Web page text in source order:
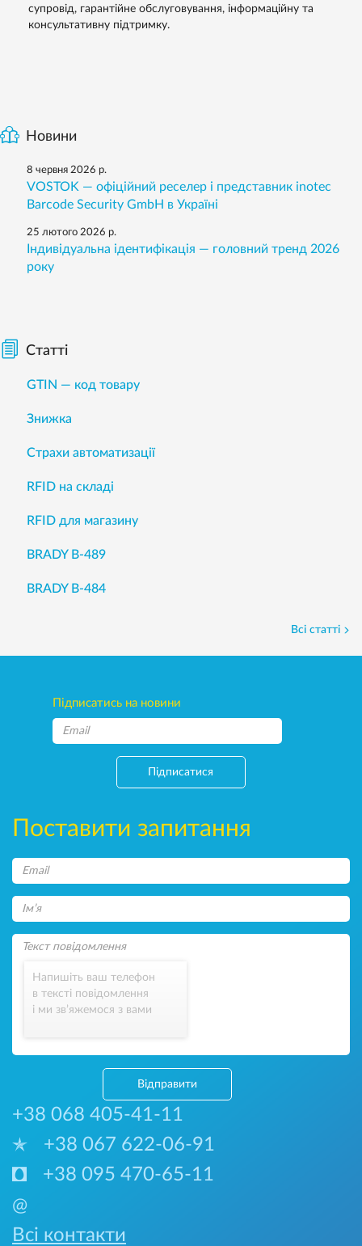
супровід, гарантійне обслуговування, інформаційну та
консультативну підтримку.
Новини
8 червня 2026 р.
VOSTOK — офіційний реселер і представник inotec
Barcode Security GmbH в Україні
25 лютого 2026 р.
Індивідуальна ідентифікація — головний тренд 2026
року
Статті
GTIN — код товару
Знижка
Страхи автоматизації
RFID на складі
RFID для магазину
BRADY B-489
BRADY B-484
Всі статті
Підписатись на новини
Підписатися
Поставити запитання
Напишіть ваш телефон
в тексті повідомлення
і ми зв’яжемося з вами
Відправити
+38 068 405-41-11
+38 067 622-06-91
+38 095 470-65-11
@
Всі контакти